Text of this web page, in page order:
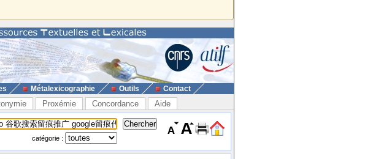
Métalexicographie Outils Contact
Proxémie Concordance Aide
catégorie :